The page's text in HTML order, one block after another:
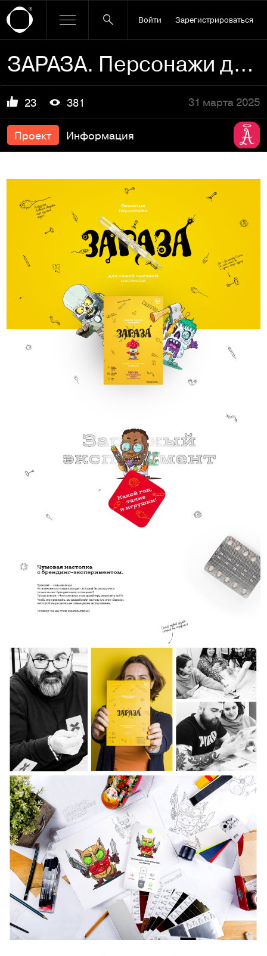
Войти Зарегистрироваться
ЗАРАЗА. Персонажи для серии игр
23 381 31 марта 2025
Проект Информация